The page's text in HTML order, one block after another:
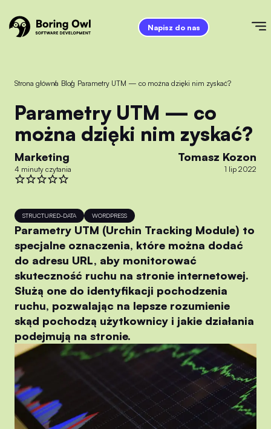
Napisz do nas
Strona główna
/ Blog
/ Parametry UTM — co można dzięki nim zyskać?
Parametry UTM — co
można dzięki nim zyskać?
Marketing
4 minuty czytania
Tomasz Kozon
1 lip 2022
STRUCTURED-DATA WORDPRESS
Parametry UTM (Urchin Tracking Module) to
specjalne oznaczenia, które można dodać
do adresu URL, aby monitorować
skuteczność ruchu na stronie internetowej.
Służą one do identyfikacji pochodzenia
ruchu, pozwalając na lepsze rozumienie
skąd pochodzą użytkownicy i jakie działania
podejmują na stronie.